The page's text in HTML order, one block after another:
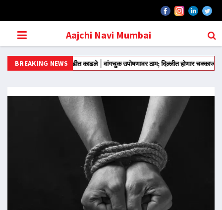
Aajchi Navi Mumbai
BREAKING NEWS
मंतरवरून आंदोलन मोडीत काढले वांगचुक उपोषणावर ठाम; दिल्लीत होणार चक्काजाम